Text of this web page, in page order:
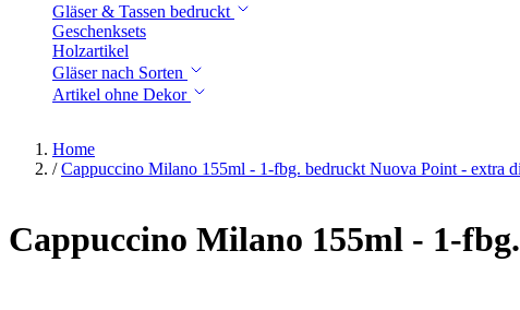
Gläser & Tassen bedruckt
Geschenksets
Holzartikel
Gläser nach Sorten
Artikel ohne Dekor
Home
/ Cappuccino Milano 155ml - 1-fbg. bedruckt Nuova Point - extra
Cappuccino Milano 155ml - 1-